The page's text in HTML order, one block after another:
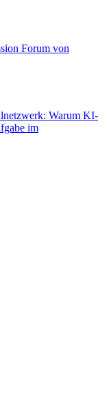
Forum von
Warum KI-
im